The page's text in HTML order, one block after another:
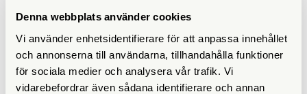
Denna webbplats använder cookies
Vi använder enhetsidentifierare för att anpassa innehållet
och annonserna till användarna, tillhandahålla funktioner
för sociala medier och analysera vår trafik. Vi
vidarebefordrar även sådana identifierare och annan